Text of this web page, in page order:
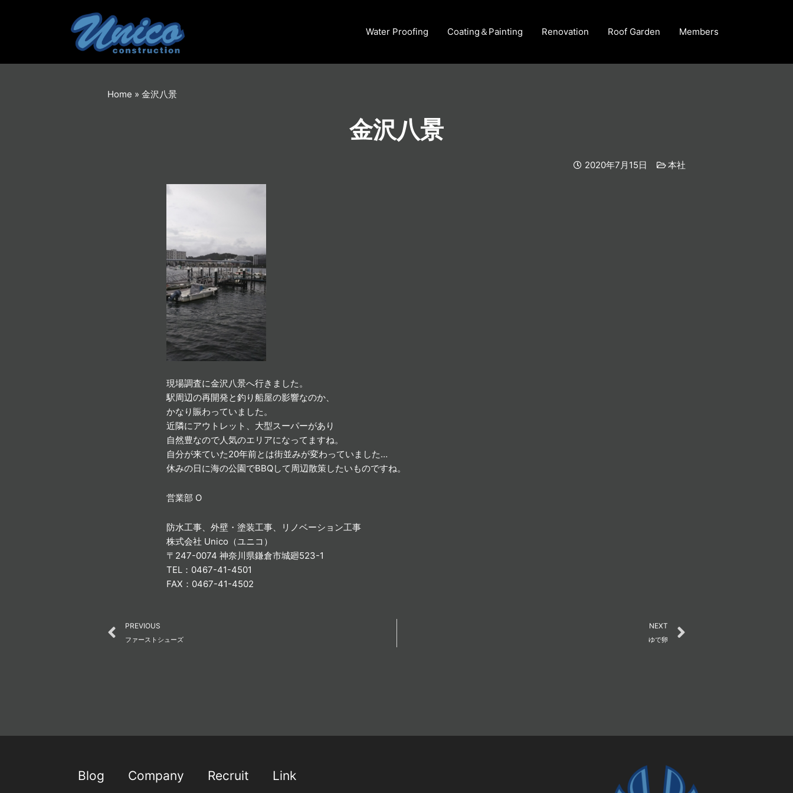
キ
Water Proofing Coating＆Painting Renovation Roof Garden Members
Home »金沢八景
金沢八景
2020年7月15日 本社
現場調査に金沢八景へ行きました。
駅周辺の再開発と釣り船屋の影響なのか、
かなり賑わっていました。
近隣にアウトレット、大型スーパーがあり
自然豊なので人気のエリアになってますね。
自分が来ていた20年前とは街並みが変わっていました…
休みの日に海の公園でBBQして周辺散策したいものですね。
営業部 O
防水工事、外壁・塗装工事、リノベーション工事
株式会社 Unico（ユニコ）
〒247-0074 神奈川県鎌倉市城廻523-1
TEL：0467-41-4501
FAX：0467-41-4502
Prev
PREVIOUS
ファーストシューズ
NEXT
ゆで卵
Blog Company Recruit Link